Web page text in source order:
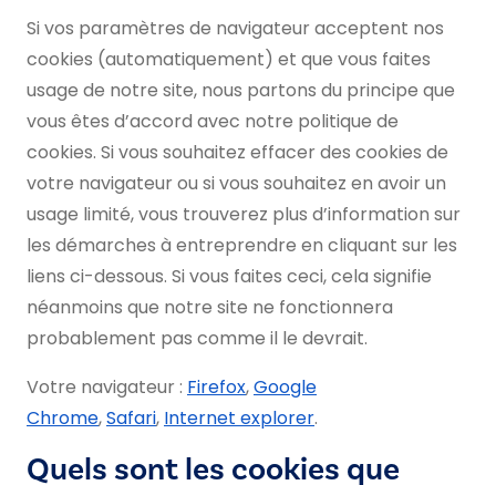
Si vos paramètres de navigateur acceptent nos
cookies (automatiquement) et que vous faites
usage de notre site, nous partons du principe que
vous êtes d’accord avec notre politique de
cookies. Si vous souhaitez effacer des cookies de
votre navigateur ou si vous souhaitez en avoir un
usage limité, vous trouverez plus d’information sur
les démarches à entreprendre en cliquant sur les
liens ci-dessous. Si vous faites ceci, cela signifie
néanmoins que notre site ne fonctionnera
probablement pas comme il le devrait.
Votre navigateur : Firefox,Google
Chrome,Safari, Internet explorer.
Quels sont les cookies que